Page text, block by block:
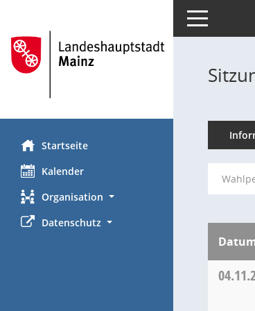
Startseite
Kalender
Organisation
Datenschutz
Toggle